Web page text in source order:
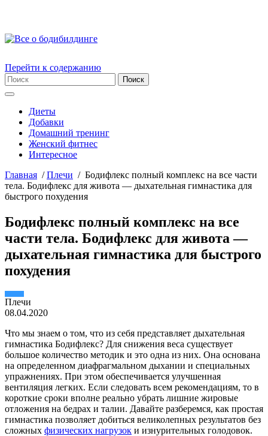
Перейти к содержанию
Диеты
Добавки
Домашний тренинг
Женский фитнес
Интересное
Главная /Плечи / Бодифлекс полный комплекс на все части
тела. Бодифлекс для живота — дыхательная гимнастика для
быстрого похудения
Бодифлекс полный комплекс на все
части тела. Бодифлекс для живота —
дыхательная гимнастика для быстрого
похудения
Плечи
08.04.2020
Что мы знаем о том, что из себя представляет дыхательная
гимнастика Бодифлекс? Для снижения веса существует
большое количество методик и это одна из них. Она основана
на определенном диафрагмальном дыхании и специальных
упражнениях. При этом обеспечивается улучшенная
вентиляция легких. Если следовать всем рекомендациям, то в
короткие сроки вполне реально убрать лишние жировые
отложения на бедрах и талии. Давайте разберемся, как простая
гимнастика позволяет добиться великолепных результатов без
сложных физических нагрузок и изнурительных голодовок.